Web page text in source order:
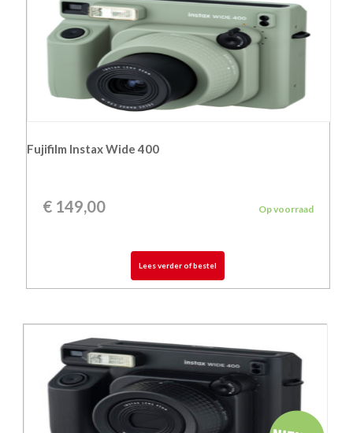
Fujifilm Instax Wide 400
€149,00 Op voorraad
Lees verder of bestel